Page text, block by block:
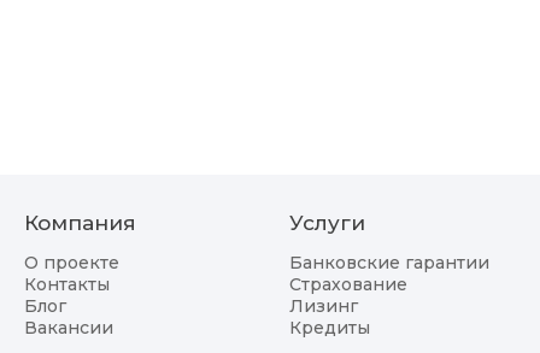
Компания
О проекте
Контакты
Блог
Вакансии
Услуги
Банковские гарантии
Страхование
Лизинг
Кредиты